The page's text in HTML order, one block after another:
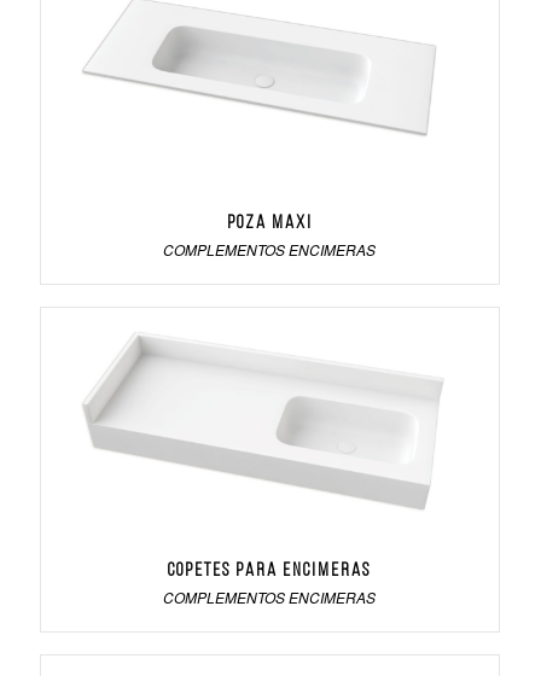
Poza MAXI
COMPLEMENTOS ENCIMERAS
Copetes para encimeras
COMPLEMENTOS ENCIMERAS